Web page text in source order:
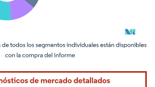
El uso requiere atribución según CC BY 4.0.